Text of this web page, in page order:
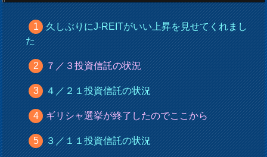
久しぶりにJ-REITがいい上昇を見せてくれまし
た
７／３投資信託の状況
４／２１投資信託の状況
ギリシャ選挙が終了したのでここから
３／１１投資信託の状況